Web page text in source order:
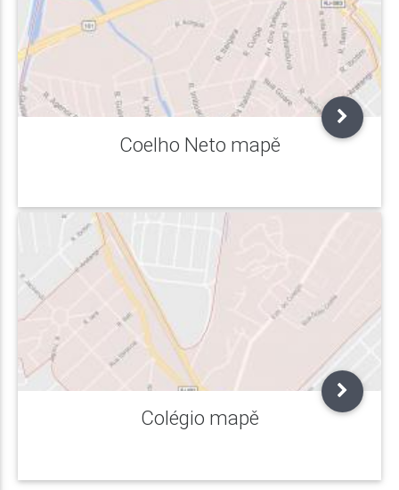
Coelho Neto mapě
Colégio mapě